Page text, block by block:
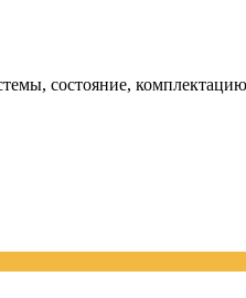
состояние,